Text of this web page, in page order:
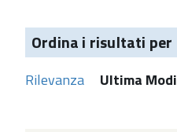
Ordina i risultati per
Rilevanza Ultima